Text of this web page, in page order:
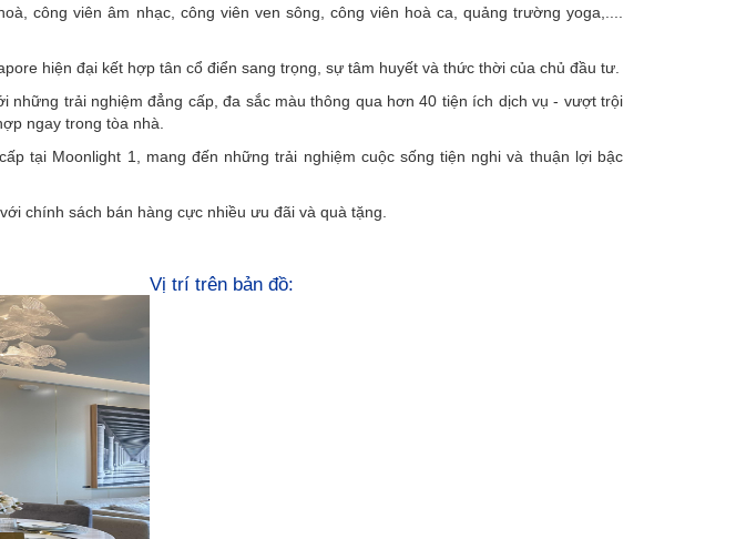
công viên âm nhạc, công viên ven sông, công viên hoà ca, quảng trường yoga,....
hiện đại kết hợp tân cổ điển sang trọng, sự tâm huyết và thức thời của chủ đầu tư.
những trải nghiệm đẳng cấp, đa sắc màu thông qua hơn 40 tiện ích dịch vụ - vượt trội
ngay trong tòa nhà.
tại Moonlight 1, mang đến những trải nghiệm cuộc sống tiện nghi và thuận lợi bậc
chính sách bán hàng cực nhiều ưu đãi và quà tặng.
Vị trí trên bản đồ: